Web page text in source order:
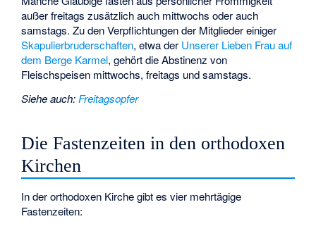
außer freitags zusätzlich auch mittwochs oder auch
samstags. Zu den Verpflichtungen der Mitglieder einiger
Skapulierbruderschaften, etwa der Unserer Lieben Frau auf
dem Berge Karmel, gehört die Abstinenz von
Fleischspeisen mittwochs, freitags und samstags.
Siehe auch: Freitagsopfer
Die Fastenzeiten in den orthodoxen
Kirchen
In der orthodoxen Kirche gibt es vier mehrtägige
Fastenzeiten: